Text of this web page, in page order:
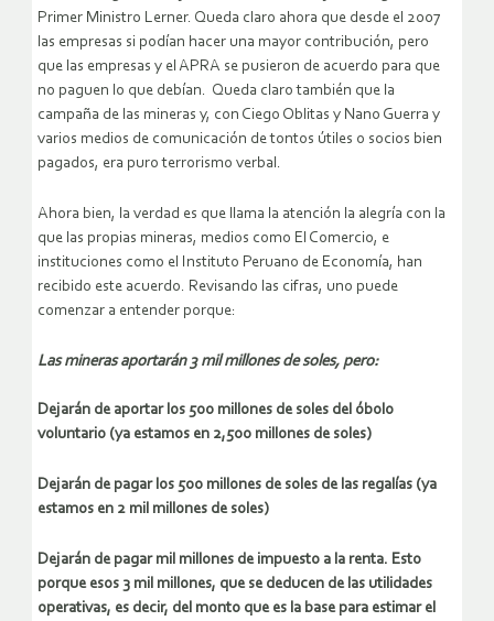
Primer Ministro Lerner. Queda claro ahora que desde el 2007
las empresas si podían hacer una mayor contribución, pero
que las empresas y el APRA se pusieron de acuerdo para que
no paguen lo que debían. Queda claro también que la
campaña de las mineras y, con Ciego Oblitas y Nano Guerra y
varios medios de comunicación de tontos útiles o socios bien
pagados, era puro terrorismo verbal.
Ahora bien, la verdad es que llama la atención la alegría con la
que las propias mineras, medios como El Comercio, e
instituciones como el Instituto Peruano de Economía, han
recibido este acuerdo. Revisando las cifras, uno puede
comenzar a entender porque:
Las mineras aportarán 3 mil millones de soles, pero:
Dejarán de aportar los 500 millones de soles del óbolo
voluntario (ya estamos en 2,500 millones de soles)
Dejarán de pagar los 500 millones de soles de las regalías (ya
estamos en 2 mil millones de soles)
Dejarán de pagar mil millones de impuesto a la renta. Esto
porque esos 3 mil millones, que se deducen de las utilidades
operativas, es decir, del monto que es la base para estimar el